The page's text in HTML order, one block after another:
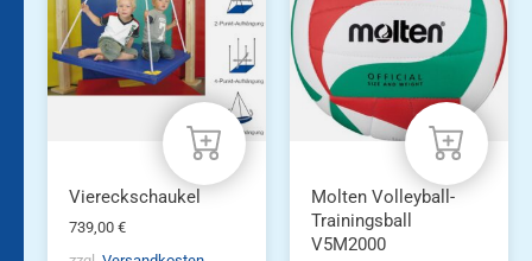
Viereckschaukel
739,00 €
Molten Volleyball-
Trainingsball
V5M2000